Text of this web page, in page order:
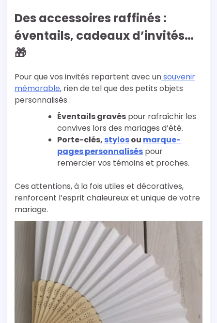
Des accessoires raffinés :
éventails, cadeaux d’invités…
🎁
Pour que vos invités repartent avec unsouvenir
mémorable, rien de tel que des petits objets
personnalisés :
Éventails gravés pour rafraîchir les
convives lors des mariages d’été.
Porte-clés, stylosou marque-
pages personnalisés pour
remercier vos témoins et proches.
Ces attentions, à la fois utiles et décoratives,
renforcent l’esprit chaleureux et unique de votre
mariage.